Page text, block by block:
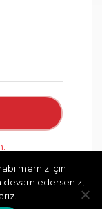
için
devam ederseniz,